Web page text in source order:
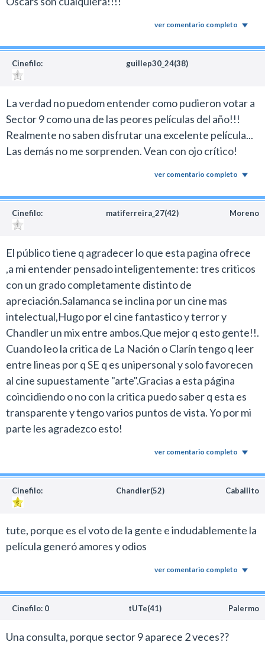
ver comentario completo
Cinefilo: guillep30_24(38)
La verdad no puedom entender como pudieron votar a
Sector 9 como una de las peores películas del año!!!
Realmente no saben disfrutar una excelente película...
Las demás no me sorprenden. Vean con ojo crítico!
ver comentario completo
Cinefilo: matiferreira_27(42) Moreno
El público tiene q agradecer lo que esta pagina ofrece
,a mi entender pensado inteligentemente: tres criticos
con un grado completamente distinto de
apreciación.Salamanca se inclina por un cine mas
intelectual,Hugo por el cine fantastico y terror y
Chandler un mix entre ambos.Que mejor q esto gente!!.
Cuando leo la critica de La Nación o Clarín tengo q leer
entre lineas por q SE q es unipersonal y solo favorecen
al cine supuestamente "arte".Gracias a esta página
coincidiendo o no con la critica puedo saber q esta es
transparente y tengo varios puntos de vista. Yo por mi
parte les agradezco esto!
ver comentario completo
Cinefilo: Chandler(52) Caballito
tute, porque es el voto de la gente e indudablemente la
película generó amores y odios
ver comentario completo
Cinefilo: 0 tUTe(41) Palermo
Una consulta, porque sector 9 aparece 2 veces??